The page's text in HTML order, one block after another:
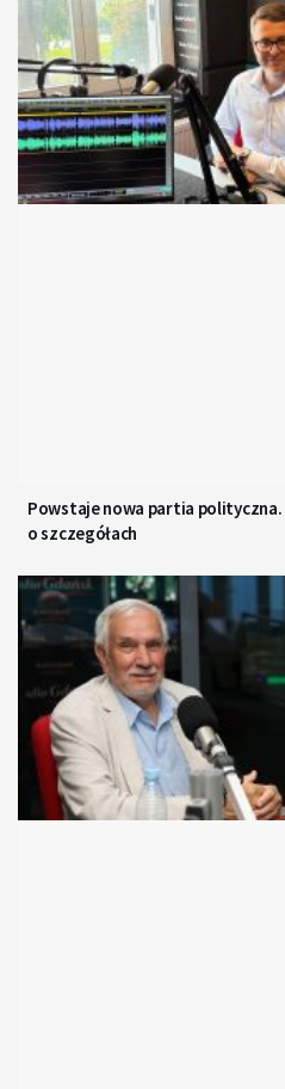
Powstaje nowa partia
o szczegółach